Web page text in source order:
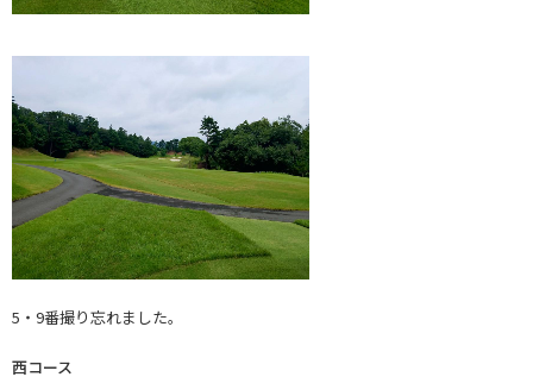
5・9番撮り忘れました。
西コース